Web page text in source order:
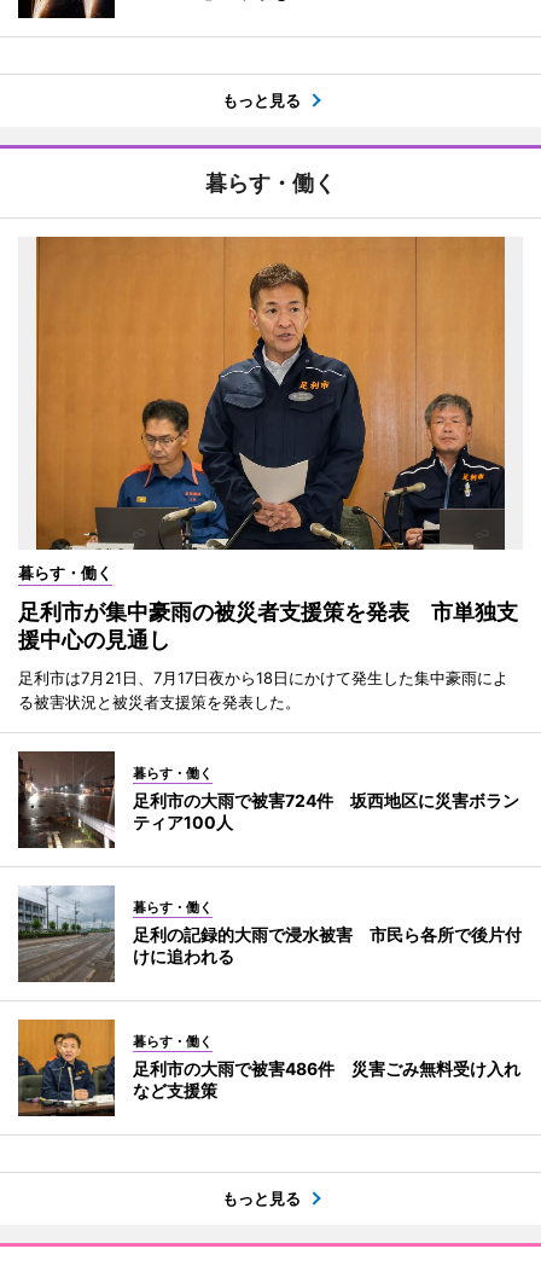
もっと見る
暮らす・働く
暮らす・働く
足利市が集中豪雨の被災者支援策を発表 市単独支
援中心の見通し
足利市は7月21日、7月17日夜から18日にかけて発生した集中豪雨によ
る被害状況と被災者支援策を発表した。
暮らす・働く
足利市の大雨で被害724件 坂西地区に災害ボラン
ティア100人
暮らす・働く
足利の記録的大雨で浸水被害 市民ら各所で後片付
けに追われる
暮らす・働く
足利市の大雨で被害486件 災害ごみ無料受け入れ
など支援策
もっと見る